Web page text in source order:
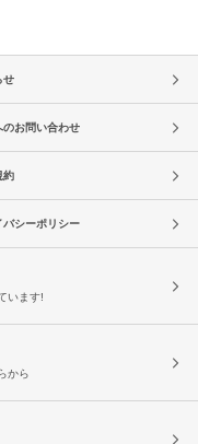
せ
のお問い合わせ
約
バシーポリシー
います!
から